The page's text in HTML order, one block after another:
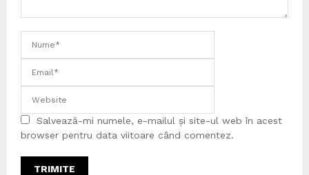
Salvează-mi numele, e-mailul și site-ul web în acest
browser pentru data viitoare când comentez.